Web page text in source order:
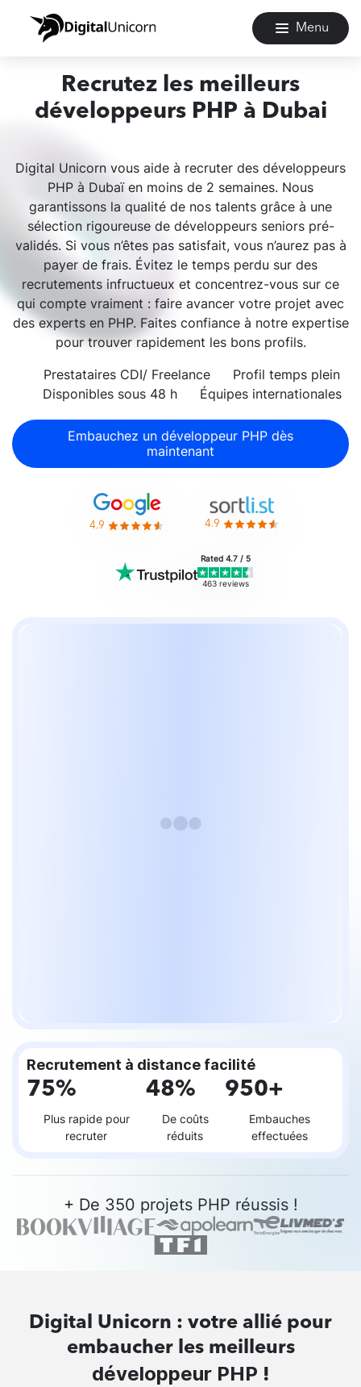
Menu
Recrutez les meilleurs
développeurs PHP à Dubai
Digital Unicorn vous aide à recruter des développeurs
PHP à Dubaï en moins de 2 semaines. Nous
garantissons la qualité de nos talents grâce à une
sélection rigoureuse de développeurs seniors pré-
validés. Si vous n’êtes pas satisfait, vous n’aurez pas à
payer de frais. Évitez le temps perdu sur des
recrutements infructueux et concentrez-vous sur ce
qui compte vraiment : faire avancer votre projet avec
des experts en PHP. Faites confiance à notre expertise
pour trouver rapidement les bons profils.
Prestataires CDI/ Freelance
Profil temps plein
Disponibles sous 48 h
Équipes internationales
Embauchez un développeur PHP dès
maintenant
4.9 4.9
Rated 4.7 / 5
463 reviews
Recrutement à distance facilité
75%
Plus rapide pour
recruter
48%
De coûts
réduits
950+
Embauches
effectuées
+ De 350 projets PHP réussis !
Digital Unicorn : votre allié pour
embaucher les meilleurs
développeur PHP !